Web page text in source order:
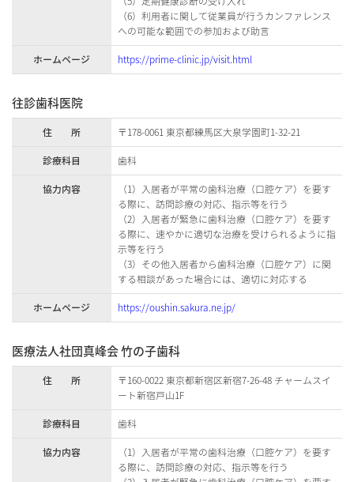
（6）利用者に関して従業員が行うカンファレンス
への可能な範囲での参加および助言
ホームページ
https://prime-clinic.jp/visit.html
往診歯科医院
住 所
〒178-0061 東京都練馬区大泉学園町1-32-21
診療科目
歯科
協力内容
（1）入居者が平常の歯科治療（口腔ケア）を要す
る際に、訪問診療の対応、指示等を行う
（2）入居者が緊急に歯科治療（口腔ケア）を要す
る際に、速やかに適切な治療を受けられるように指
示等を行う
（3）その他入居者から歯科治療（口腔ケア）に関
する相談があった場合には、適切に対応する
ホームページ
https://oushin.sakura.ne.jp/
医療法人社団真峰会 竹の子歯科
住 所
〒160-0022 東京都新宿区新宿7-26-48 チャームスイ
ート新宿戸山1F
診療科目
歯科
協力内容
（1）入居者が平常の歯科治療（口腔ケア）を要す
る際に、訪問診療の対応、指示等を行う